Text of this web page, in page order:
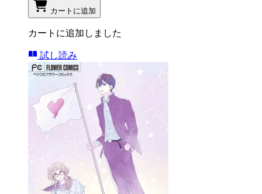
カートに追加
カートに追加しました
試し読み